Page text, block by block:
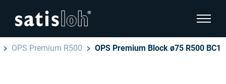
OPS Premium R500 OPS Premium Block ø75 R500 BC1